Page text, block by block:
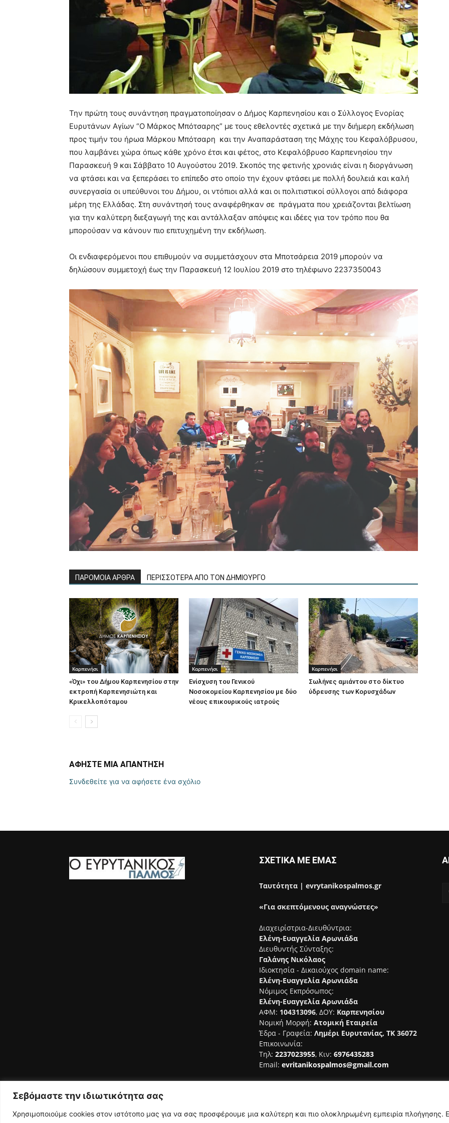
Σεβόμαστε την ιδιωτικότητα σας
Χρησιμοποιούμε cookies στον ιστότοπο μας για να σας προσφέρουμε μια καλύτερη και πιο ολοκληρωμένη εμπειρία πλοήγησης.
Την πρώτη τους συνάντηση πραγματοποίησαν ο Δήμος Καρπενησίου και ο Σύλλογος Ενορίας
Ευρυτάνων Αγίων “Ο Μάρκος Μπότσαρης” με τους εθελοντές σχετικά με την διήμερη εκδήλωση
προς τιμήν του ήρωα Μάρκου Μπότσαρη και την Αναπαράσταση της Μάχης του Κεφαλόβρυσου,
που λαμβάνει χώρα όπως κάθε χρόνο έτσι και φέτος, στο Κεφαλόβρυσο Καρπενησίου την
Παρασκευή 9 και Σάββατο 10 Αυγούστου 2019. Σκοπός της φετινής χρονιάς είναι η διοργάνωση
να φτάσει και να ξεπεράσει το επίπεδο στο οποίο την έχουν φτάσει με πολλή δουλειά και καλή
συνεργασία οι υπεύθυνοι του Δήμου, οι ντόπιοι αλλά και οι πολιτιστικοί σύλλογοι από διάφορα
μέρη της Ελλάδας. Στη συνάντησή τους αναφέρθηκαν σε πράγματα που χρειάζονται βελτίωση
για την καλύτερη διεξαγωγή της και αντάλλαξαν απόψεις και ιδέες για τον τρόπο που θα
μπορούσαν να κάνουν πιο επιτυχημένη την εκδήλωση.
Οι ενδιαφερόμενοι που επιθυμούν να συμμετάσχουν στα Μποτσάρεια 2019 μπορούν να
δηλώσουν συμμετοχή έως την Παρασκευή 12 Ιουλίου 2019 στο τηλέφωνο 2237350043
ΠΑΡΟΜΟΙΑ ΑΡΘΡΑ ΠΕΡΙΣΣΟΤΕΡΑ ΑΠΟ ΤΟΝ ΔΗΜΙΟΥΡΓΟ
Καρπενήσι
«Όχι» του Δήμου Καρπενησίου στην
εκτροπή Καρπενησιώτη και
Κρικελλοπόταμου
Καρπενήσι
Ενίσχυση του Γενικού
Νοσοκομείου Καρπενησίου με δύο
νέους επικουρικούς ιατρούς
Καρπενήσι
Σωλήνες αμιάντου στο δίκτυο
ύδρευσης των Κορυσχάδων
ΑΦΗΣΤΕ ΜΙΑ ΑΠΑΝΤΗΣΗ
Συνδεθείτε για να αφήσετε ένα σχόλιο
ΣΧΕΤΙΚΑ ΜΕ ΕΜΑΣ
Ταυτότητα | evrytanikospalmos.gr
«Για σκεπτόμενους αναγνώστες»
Διαχειρίστρια-Διευθύντρια:
Ελένη-Ευαγγελία Αρωνιάδα
Διευθυντής Σύνταξης:
Γαλάνης Νικόλαος
Ιδιοκτησία - Δικαιούχος domain name:
Ελένη-Ευαγγελία Αρωνιάδα
Νόμιμος Εκπρόσωπος:
Ελένη-Ευαγγελία Αρωνιάδα
ΑΦΜ: 104313096, ΔΟΥ: Καρπενησίου
Νομική Μορφή: Ατομική Εταιρεία
Έδρα - Γραφεία: Λημέρι Ευρυτανίας, ΤΚ 36072
Επικοινωνία:
Τηλ: 2237023955, Κιν: 6976435283
Email: evritanikospalmos@gmail.com